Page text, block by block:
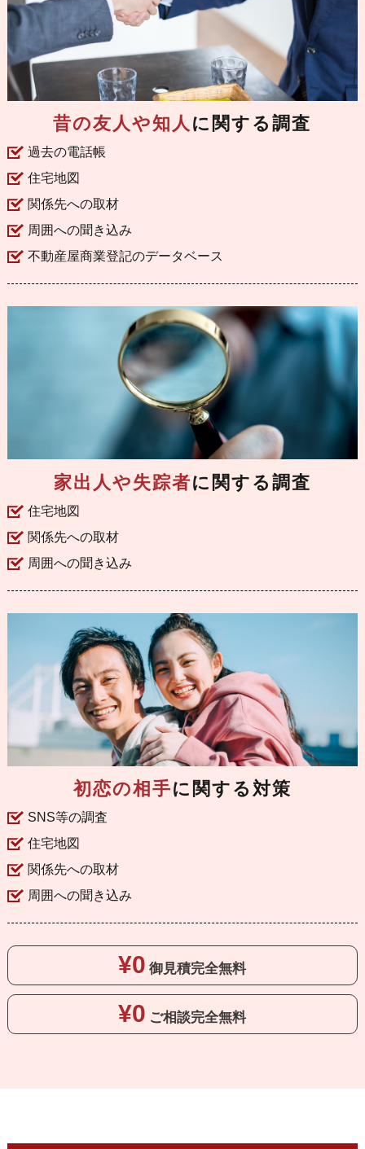
昔の友人や知人 に関する調査
過去の電話帳
住宅地図
関係先への取材
周囲への聞き込み
不動産屋商業登記のデータベース
家出人や失踪者に関する調査
住宅地図
関係先への取材
周囲への聞き込み
初恋の相手に関する対策
SNS等の調査
住宅地図
関係先への取材
周囲への聞き込み
¥0 御見積完全無料
¥0 ご相談完全無料